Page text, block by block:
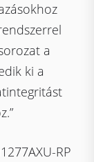
a
ki a
RP